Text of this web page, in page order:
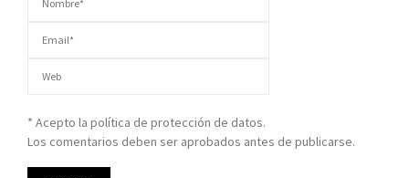
* Acepto la política de protección de datos.
Los comentarios deben ser aprobados antes de publicarse.